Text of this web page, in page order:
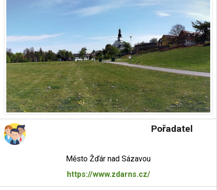
Pořadatel
Město Žďár nad Sázavou
https://www.zdarns.cz/